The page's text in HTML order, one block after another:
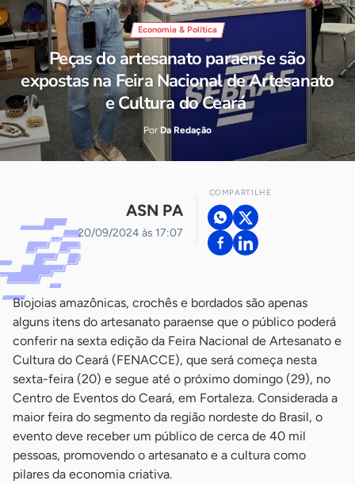
Economia & Política
Peças do artesanato paraense são
expostas na Feira Nacional de Artesanato
e Cultura do Ceará
Por Da Redação
ASN PA
20/09/2024 às 17:07
COMPARTILHE
Biojoias amazônicas, crochês e bordados são apenas
alguns itens do artesanato paraense que o público poderá
conferir na sexta edição da Feira Nacional de Artesanato e
Cultura do Ceará (FENACCE), que será começa nesta
sexta-feira (20) e segue até o próximo domingo (29), no
Centro de Eventos do Ceará, em Fortaleza. Considerada a
maior feira do segmento da região nordeste do Brasil, o
evento deve receber um público de cerca de 40 mil
pessoas, promovendo o artesanato e a cultura como
pilares da economia criativa.